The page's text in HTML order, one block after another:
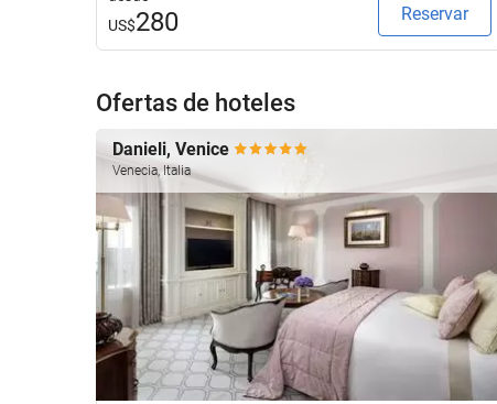
US$280 Reservar
Ofertas de hoteles
Danieli, Venice
Venecia, Italia